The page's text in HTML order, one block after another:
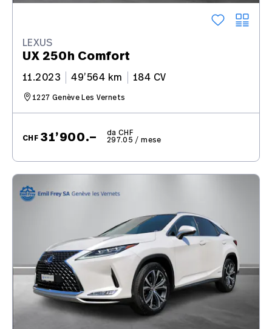
LEXUS
UX 250h Comfort
11.2023 49’564 km 184 CV
1227 Genève Les Vernets
CHF 31’900.– da CHF
297.05 / mese